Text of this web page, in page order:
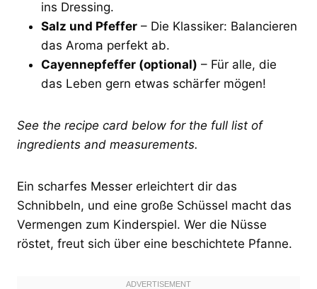
ins Dressing.
Salz und Pfeffer – Die Klassiker: Balancieren
das Aroma perfekt ab.
Cayennepfeffer (optional) – Für alle, die
das Leben gern etwas schärfer mögen!
See the recipe card below for the full list of
ingredients and measurements.
Ein scharfes Messer erleichtert dir das
Schnibbeln, und eine große Schüssel macht das
Vermengen zum Kinderspiel. Wer die Nüsse
röstet, freut sich über eine beschichtete Pfanne.